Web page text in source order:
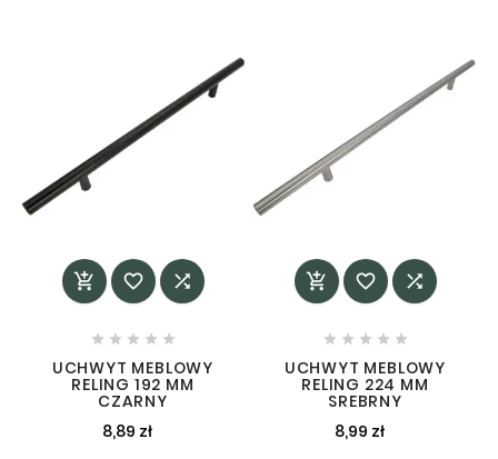
  
    
UCHWYT MEBLOWY
RELING 192 MM
CZARNY
8,89 zł
  
    
UCHWYT MEBLOWY
RELING 224 MM
SREBRNY
8,99 zł